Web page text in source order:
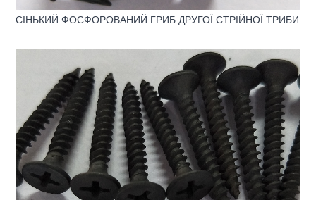
СІНЬКИЙ ФОСФОРОВАНИЙ ГРИБ ДРУГОЇ СТРІЙНОЇ ТРИБИ